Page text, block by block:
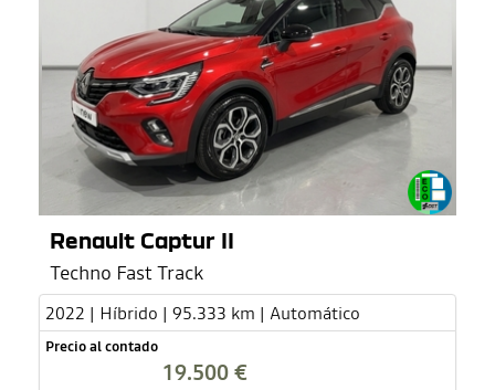
Renault Captur II
Techno Fast Track
2022 | Híbrido | 95.333 km | Automático
Precio al contado
19.500 €